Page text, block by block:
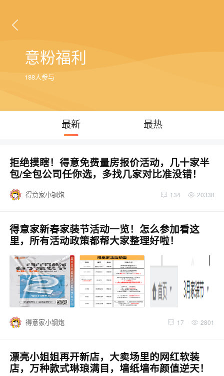
意粉福利
188人参与
最新 最热
拒绝摸瞎！得意免费量房报价活动，几十家半
包/全包公司任你选，多找几家对比准没错！
得意家小钢炮 134 20338
得意家新春家装节活动一览！怎么参加看这
里，所有活动政策都帮大家整理好啦！
得意家小钢炮 17 2801
漂亮小姐姐再开新店，大卖场里的网红软装
店，万种款式琳琅满目，墙纸墙布颜值逆天！